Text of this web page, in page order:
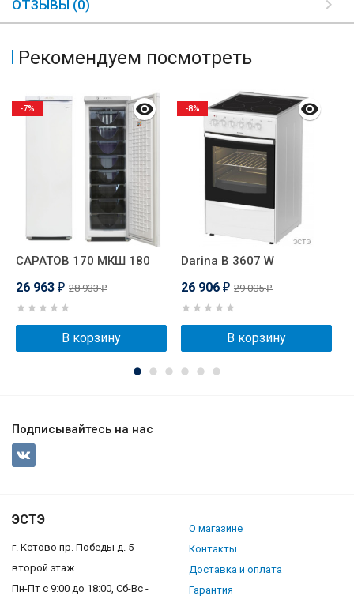
ОТЗЫВЫ (0)
Рекомендуем посмотреть
САРАТОВ 170 МКШ 180
26 963 ₽ 28 933₽
В корзину
-7%
Darina B 3607 W
26 906 ₽ 29 005₽
В корзину
-8%
Подписывайтесь на нас
ЭСТЭ
г. Кстово пр. Победы д. 5
второй этаж
Пн-Пт с 9:00 до 18:00, Сб-Вс -
О магазине
Контакты
Доставка и оплата
Гарантия